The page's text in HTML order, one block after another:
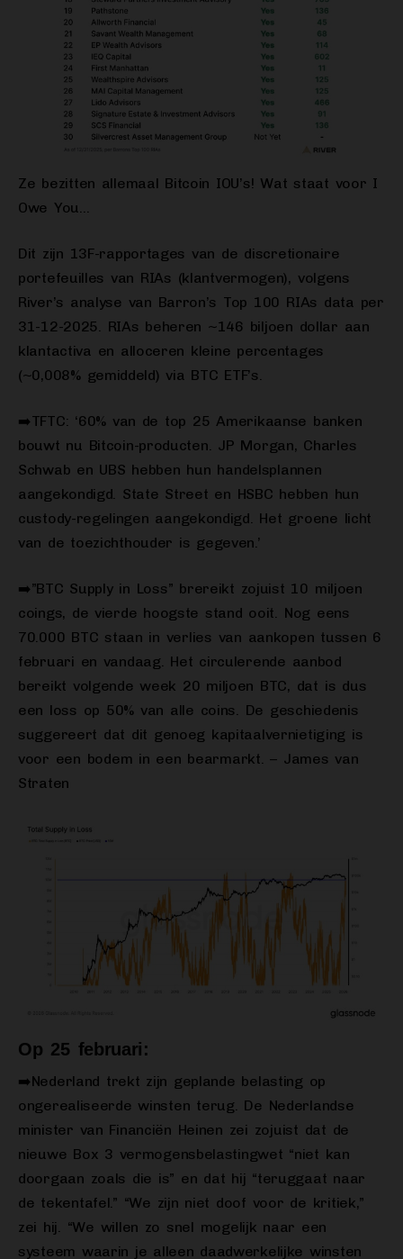
Ze bezitten allemaal Bitcoin IOU’s! Wat staat voor I
Owe You…
Dit zijn 13F-rapportages van de discretionaire
portefeuilles van RIAs (klantvermogen), volgens
River’s analyse van Barron’s Top 100 RIAs data per
31-12-2025. RIAs beheren ~146 biljoen dollar aan
klantactiva en alloceren kleine percentages
(~0,008% gemiddeld) via BTC ETF’s.
➡️TFTC: ‘60% van de top 25 Amerikaanse banken
bouwt nu Bitcoin-producten. JP Morgan, Charles
Schwab en UBS hebben hun handelsplannen
aangekondigd. State Street en HSBC hebben hun
custody-regelingen aangekondigd. Het groene licht
van de toezichthouder is gegeven.’
➡️”BTC Supply in Loss” brereikt zojuist 10 miljoen
coings, de vierde hoogste stand ooit. Nog eens
70.000 BTC staan in verlies van aankopen tussen 6
februari en vandaag. Het circulerende aanbod
bereikt volgende week 20 miljoen BTC, dat is dus
een loss op 50% van alle coins. De geschiedenis
suggereert dat dit genoeg kapitaalvernietiging is
voor een bodem in een bearmarkt. – James van
Straten
Op 25 februari:
➡️Nederland trekt zijn geplande belasting op
ongerealiseerde winsten terug. De Nederlandse
minister van Financiën Heinen zei zojuist dat de
nieuwe Box 3 vermogensbelastingwet “niet kan
doorgaan zoals die is” en dat hij “teruggaat naar
de tekentafel.” “We zijn niet doof voor de kritiek,”
zei hij. “We willen zo snel mogelijk naar een
systeem waarin je alleen daadwerkelijke winsten